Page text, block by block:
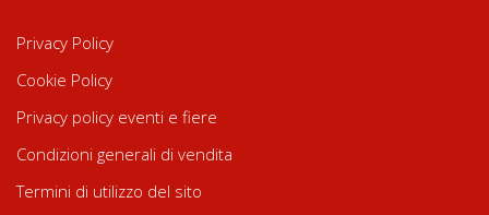
Privacy Policy
Cookie Policy
Privacy policy eventi e fiere
Condizioni generali di vendita
Termini di utilizzo del sito